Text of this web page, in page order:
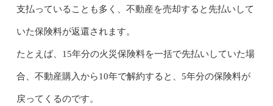
支払っていることも多く、不動産を売却すると先払いして
いた保険料が返還されます。
たとえば、15年分の火災保険料を一括で先払いしていた場
合、不動産購入から10年で解約すると、5年分の保険料が
戻ってくるのです。